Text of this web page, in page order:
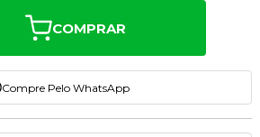
COMPRAR
Compre Pelo WhatsApp